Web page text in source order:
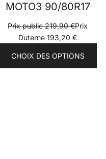
MOTO3 90/80R17
Prix public219,90€Prix
Duterne 193,20 €
CHOIX DES OPTIONS